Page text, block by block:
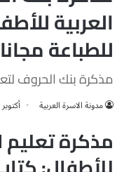
للطباعة مجانا
مذكرة بنك الحروف
مدونة الاسرة العربية أكتوبر 1, 2022
مذكرة تعليم